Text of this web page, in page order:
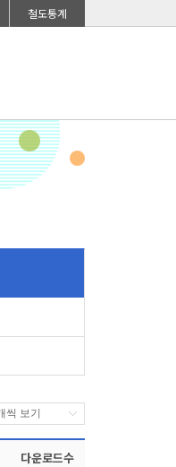
철도통계
다운로드수